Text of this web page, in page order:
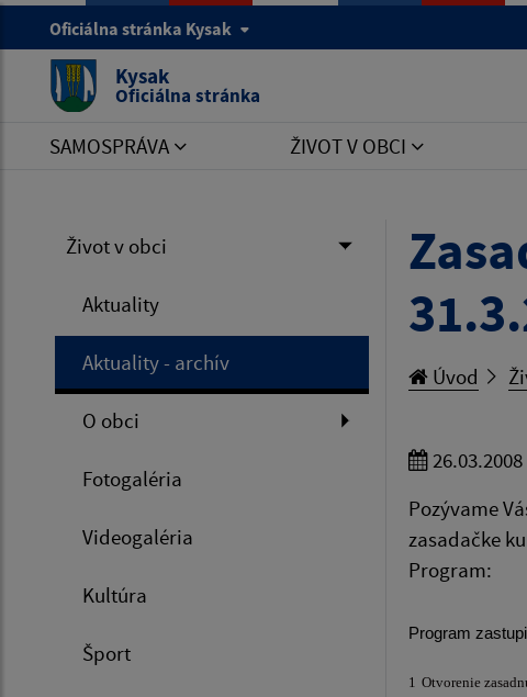
Oficiálna stránka Kysak
Kysak
Oficiálna stránka
SAMOSPRÁVA ŽIVOT V OBCI
Život v obci
Aktuality
Aktuality - archív
O obci
Fotogaléria
Videogaléria
Kultúra
Šport
Úvod
26.03.2008
Pozývame
zasadačke
Program:
Program
1 Otvorenie